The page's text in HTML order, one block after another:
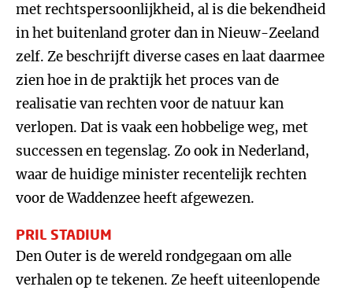
met rechtspersoonlijkheid, al is die bekendheid
in het buitenland groter dan in Nieuw-Zeeland
zelf. Ze beschrijft diverse cases en laat daarmee
zien hoe in de praktijk het proces van de
realisatie van rechten voor de natuur kan
verlopen. Dat is vaak een hobbelige weg, met
successen en tegenslag. Zo ook in Nederland,
waar de huidige minister recentelijk rechten
voor de Waddenzee heeft afgewezen.
PRIL STADIUM
Den Outer is de wereld rondgegaan om alle
verhalen op te tekenen. Ze heeft uiteenlopende